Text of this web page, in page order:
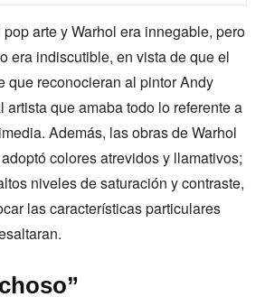
arte y Warhol era innegable, pero
era indiscutible, en vista de que el
que reconocieran al pintor Andy
artista que amaba todo lo referente a
Además, las obras de Warhol
colores atrevidos y llamativos;
niveles de saturación y contraste,
las características particulares